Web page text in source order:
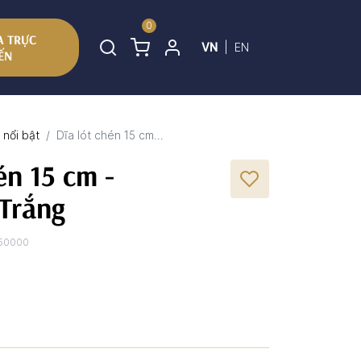
TRỰC
0
VN EN
nổi bật Dĩa lót chén 15 cm...
15 cm -